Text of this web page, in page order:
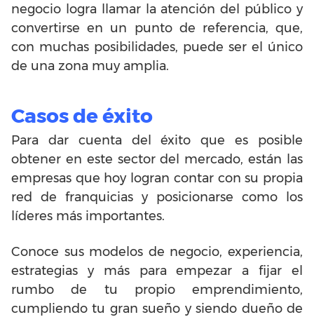
negocio logra llamar la atención del público y
convertirse en un punto de referencia, que,
con muchas posibilidades, puede ser el único
de una zona muy amplia.
Casos de éxito
Para dar cuenta del éxito que es posible
obtener en este sector del mercado, están las
empresas que hoy logran contar con su propia
red de franquicias y posicionarse como los
líderes más importantes.
Conoce sus modelos de negocio, experiencia,
estrategias y más para empezar a fijar el
rumbo de tu propio emprendimiento,
cumpliendo tu gran sueño y siendo dueño de